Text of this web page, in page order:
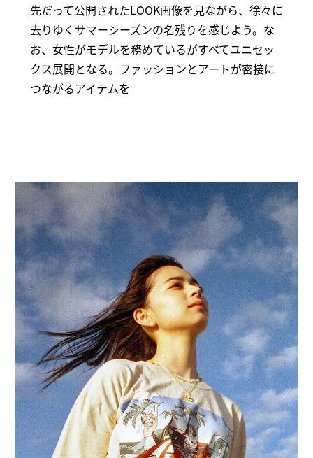
先だって公開されたLOOK画像を見ながら、徐々に
去りゆくサマーシーズンの名残りを感じよう。な
お、女性がモデルを務めているがすべてユニセッ
クス展開となる。ファッションとアートが密接に
つながるアイテムを